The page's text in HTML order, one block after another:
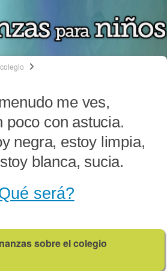
me ves,
poco con astucia.
negra, estoy limpia,
blanca, sucia.
será?
sobre el colegio